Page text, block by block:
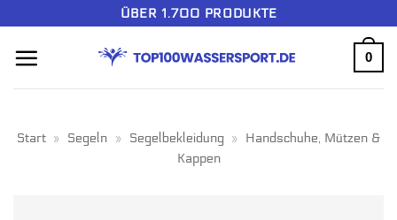
springen
ÜBER 1.700 PRODUKTE
0
Start » Segeln » Segelbekleidung » Handschuhe, Mützen &
Kappen